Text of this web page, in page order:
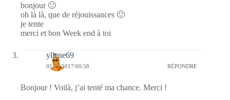
bonjour 🙂
oh là là, que de réjouissances 🙂
je tente
merci et bon Week end à toi
yllene69
05/06/2017/00:58 RÉPONDRE
Bonjour ! Voilà, j’ai tenté ma chance. Merci !